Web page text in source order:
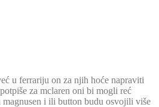
u ferrariju on za njih hoće napraviti
za mclaren oni bi mogli reć
magnusen i ili button budu osvojili više